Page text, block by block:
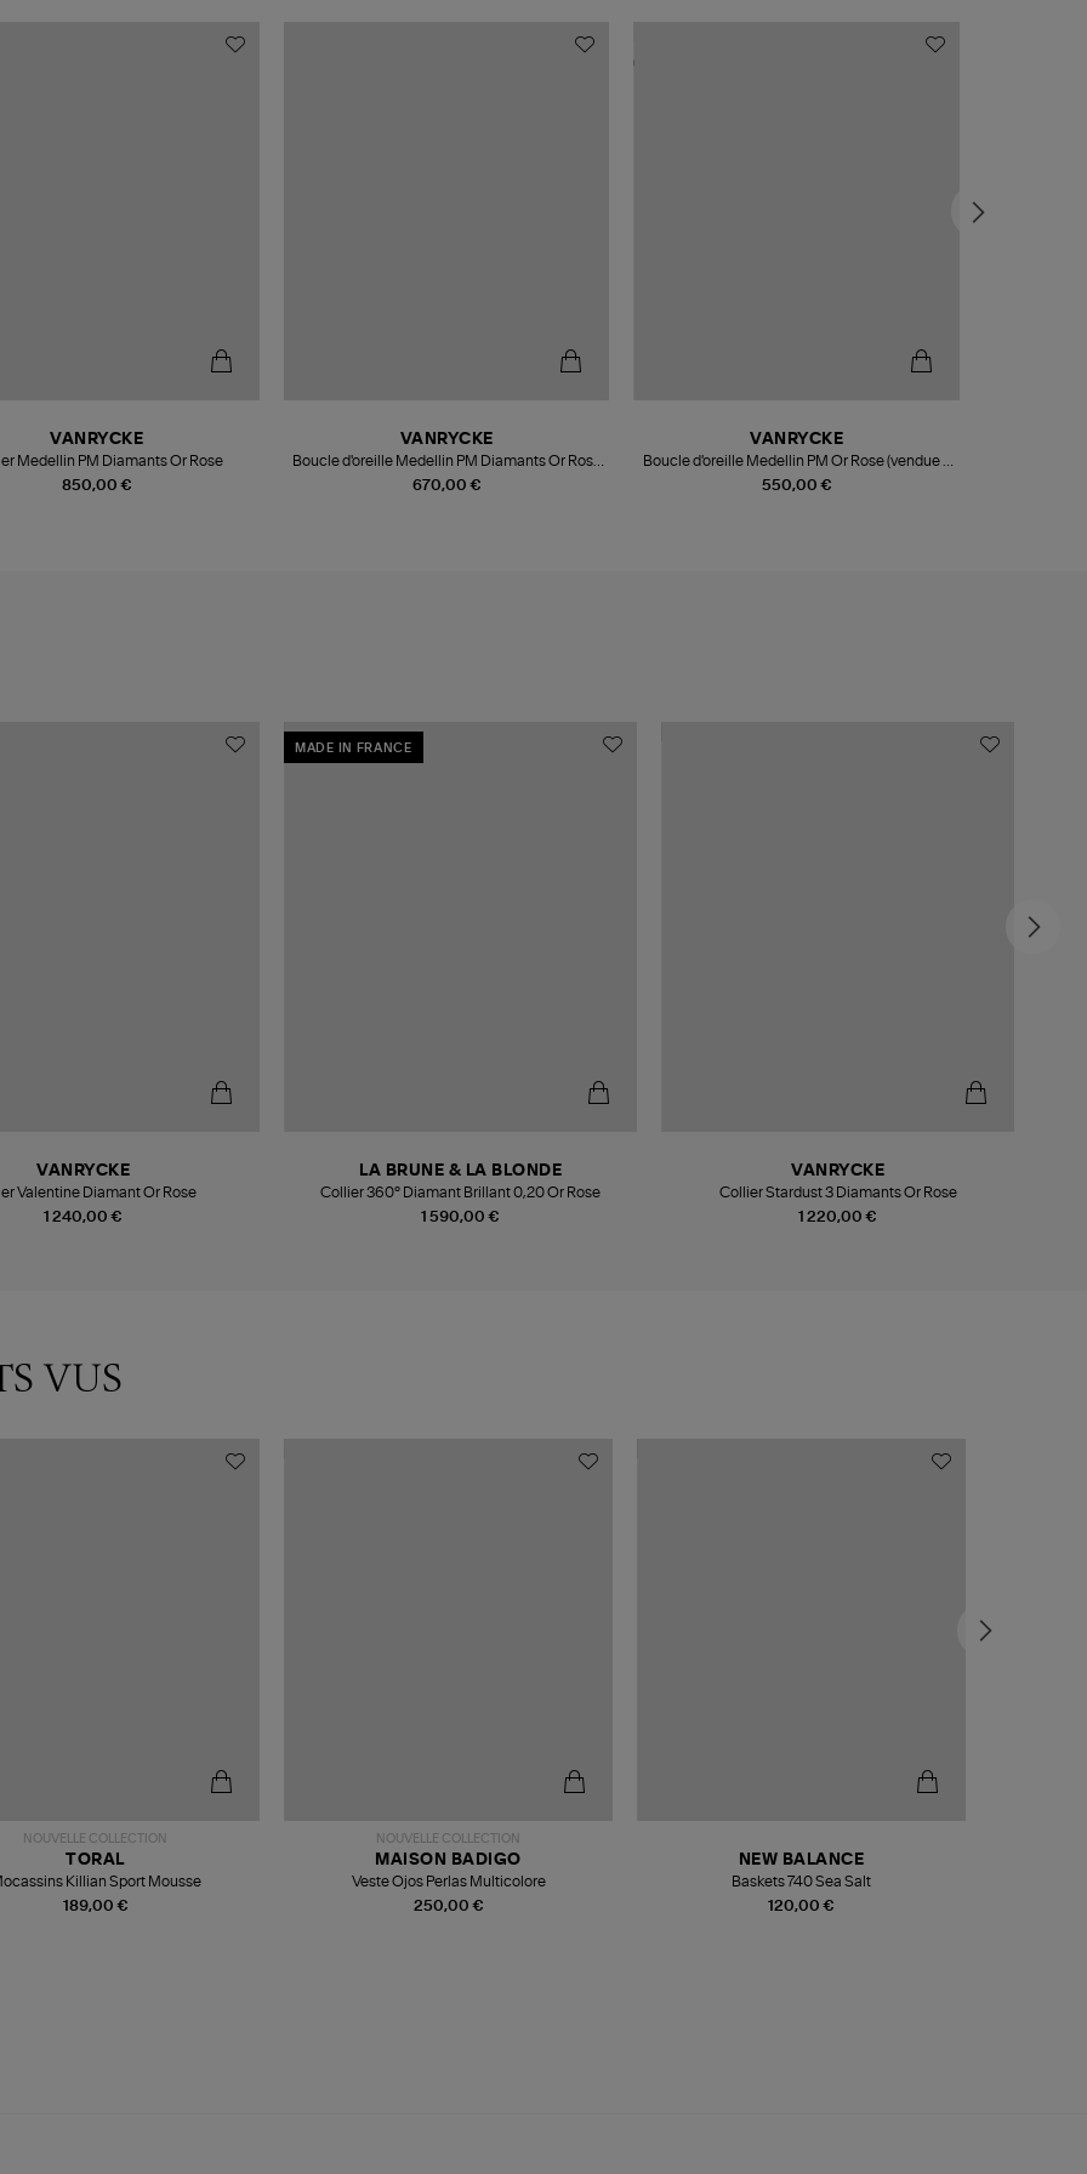
850,00 €
VANRYCKE
Medellin PM Diamants Or Rose
670,00 €
VANRYCKE
Boucle d'oreille Medellin PM Diamants Or Rose
(vendue à l'unité)
550,00 €
VANRYCKE
Boucle d'oreille Medellin PM Or Rose (vendue à
l'unité)
1 240,00 €
VANRYCKE
Valentine Diamant Or Rose
MADE IN FRANCE
1 590,00 €
LA BRUNE & LA BLONDE
Collier 360° Diamant Brillant 0,20 Or Rose
1 220,00 €
VANRYCKE
Collier Stardust 3 Diamants Or Rose
VUS
NOUVELLE COLLECTION
189,00 €
TORAL
Killian Sport Mousse
NOUVELLE COLLECTION
250,00 €
MAISON BADIGO
Veste Ojos Perlas Multicolore
120,00 €
NEW BALANCE
Baskets 740 Sea Salt